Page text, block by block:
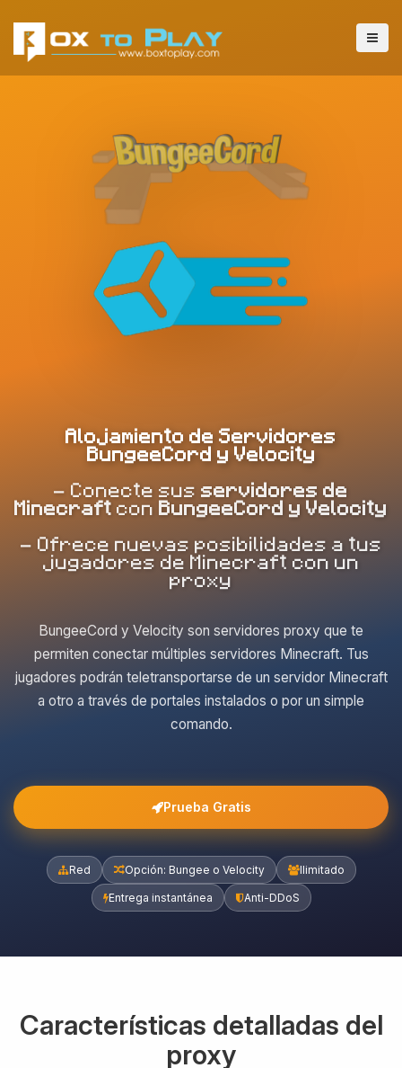
Alojamiento de Servidores
BungeeCord y Velocity
- Conecte sus servidores de
Minecraft con BungeeCord y Velocity
- Ofrece nuevas posibilidades a tus
jugadores de Minecraft con un
proxy
BungeeCord y Velocity son servidores proxy que te
permiten conectar múltiples servidores Minecraft. Tus
jugadores podrán teletransportarse de un servidor Minecraft
a otro a través de portales instalados o por un simple
comando.
Prueba Gratis
Red Opción: Bungee o Velocity Ilimitado
Entrega instantánea Anti-DDoS
Características detalladas del
proxy